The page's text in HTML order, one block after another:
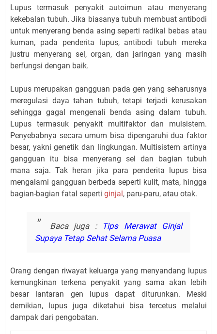
Lupus termasuk penyakit autoimun atau menyerang
kekebalan tubuh. Jika biasanya tubuh membuat antibodi
untuk menyerang benda asing seperti radikal bebas atau
kuman, pada penderita lupus, antibodi tubuh mereka
justru menyerang sel, organ, dan jaringan yang masih
berfungsi dengan baik.
Lupus merupakan gangguan pada gen yang seharusnya
meregulasi daya tahan tubuh, tetapi terjadi kerusakan
sehingga gagal mengenali benda asing dalam tubuh.
Lupus termasuk penyakit multifaktor dan mulsistem.
Penyebabnya secara umum bisa dipengaruhi dua faktor
besar, yakni genetik dan lingkungan. Multisistem artinya
gangguan itu bisa menyerang sel dan bagian tubuh
mana saja. Tak heran jika para penderita lupus bisa
mengalami gangguan berbeda seperti kulit, mata, hingga
bagian-bagian fatal seperti ginjal, paru-paru, atau otak.
Baca juga :
Tips Merawat Ginjal
Supaya Tetap Sehat Selama Puasa
Orang dengan riwayat keluarga yang menyandang lupus
kemungkinan terkena penyakit yang sama akan lebih
besar lantaran gen lupus dapat diturunkan. Meski
demikian, lupus juga diketahui bisa tercetus melalui
dampak dari pengobatan.